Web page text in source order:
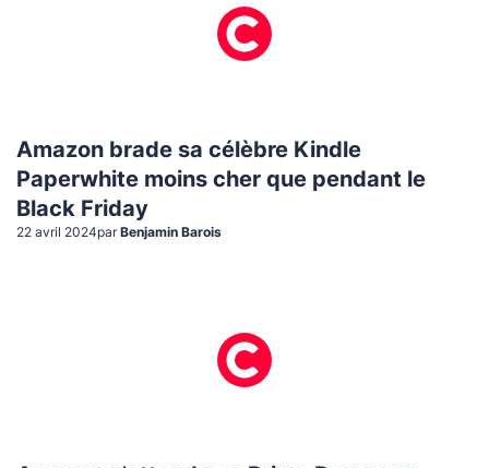
Amazon brade sa célèbre Kindle
Paperwhite moins cher que pendant le
Black Friday
22 avril 2024par Benjamin Barois